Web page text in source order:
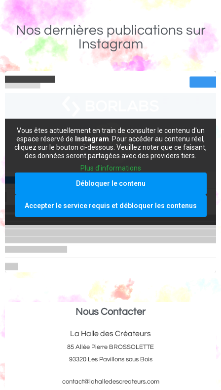
Nos dernières publications sur
Instagram
Vous êtes actuellement en train de consulter le contenu d'un
espace réservé de Instagram . Pour accéder au contenu réel,
cliquez sur le bouton ci-dessous. Veuillez noter que ce faisant,
des données seront partagées avec des providers tiers.
Plus d'informations
Débloquer le contenu
Accepter le service requis et débloquer les contenus
Nous Contacter
La Halle des Créateurs
85 Allée Pierre BROSSOLETTE
93320 Les Pavillons sous Bois
contact@lahalledescreateurs.com